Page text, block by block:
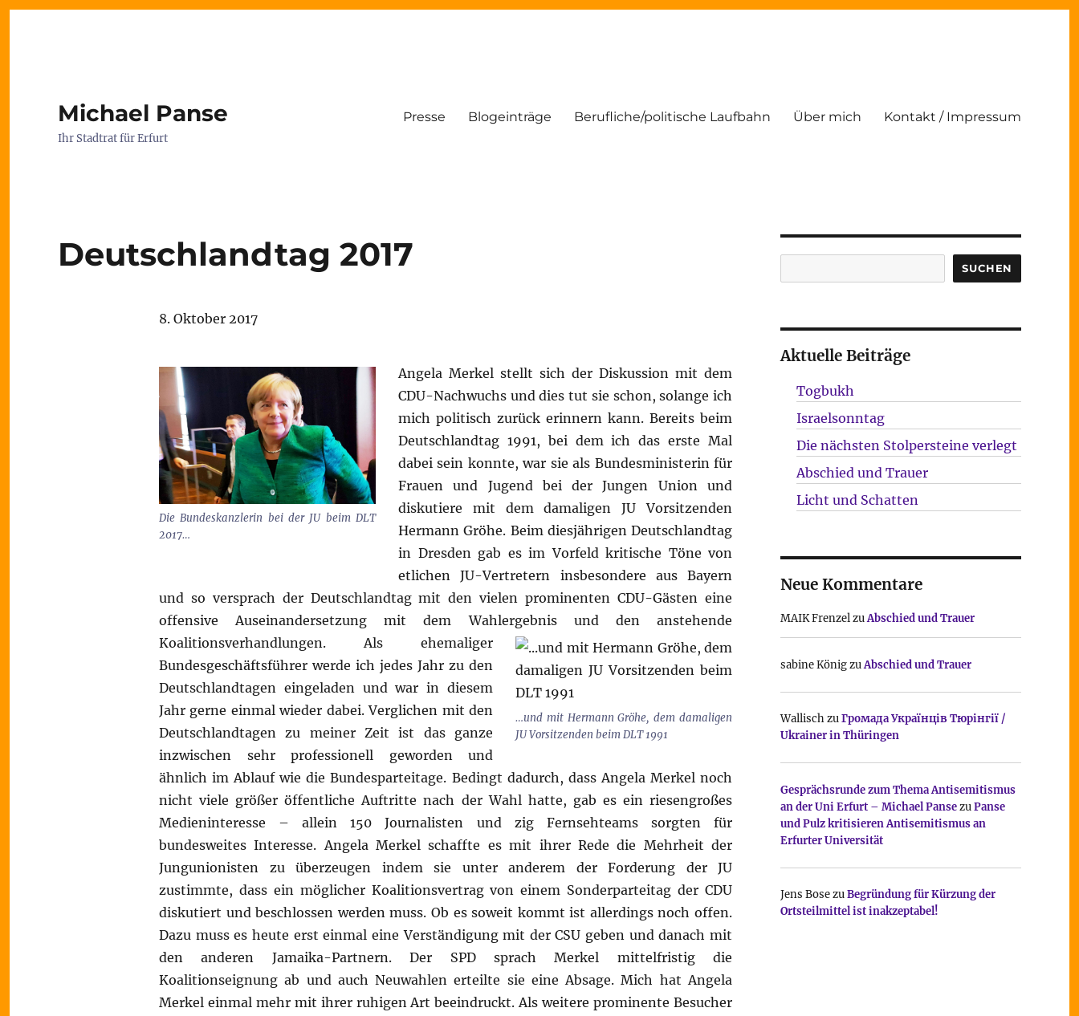
Michael Panse
Ihr Stadtrat für Erfurt
Presse Blogeinträge Berufliche/politische Laufbahn Über mich Kontakt / Impressum
Deutschlandtag 2017
8. Oktober 2017
Die Bundeskanzlerin bei der JU beim DLT
2017…
Angela Merkel stellt sich der Diskussion mit dem
CDU-Nachwuchs und dies tut sie schon, solange ich
mich politisch zurück erinnern kann. Bereits beim
Deutschlandtag 1991, bei dem ich das erste Mal
dabei sein konnte, war sie als Bundesministerin für
Frauen und Jugend bei der Jungen Union und
diskutiere mit dem damaligen JU Vorsitzenden
Hermann Gröhe. Beim diesjährigen Deutschlandtag
in Dresden gab es im Vorfeld kritische Töne von
etlichen JU-Vertretern insbesondere aus Bayern
und so versprach der Deutschlandtag mit den vielen prominenten CDU-Gästen eine
offensive Auseinandersetzung mit dem Wahlergebnis und den anstehende
Koalitionsverhandlungen.
…und mit Hermann Gröhe, dem damaligen
JU Vorsitzenden beim DLT 1991
Als ehemaliger
Bundesgeschäftsführer werde ich jedes Jahr zu den
Deutschlandtagen eingeladen und war in diesem
Jahr gerne einmal wieder dabei. Verglichen mit den
Deutschlandtagen zu meiner Zeit ist das ganze
inzwischen sehr professionell geworden und
ähnlich im Ablauf wie die Bundesparteitage. Bedingt dadurch, dass Angela Merkel noch
nicht viele größer öffentliche Auftritte nach der Wahl hatte, gab es ein riesengroßes
Medieninteresse – allein 150 Journalisten und zig Fernsehteams sorgten für
bundesweites Interesse. Angela Merkel schaffte es mit ihrer Rede die Mehrheit der
Jungunionisten zu überzeugen indem sie unter anderem der Forderung der JU
zustimmte, dass ein möglicher Koalitionsvertrag von einem Sonderparteitag der CDU
diskutiert und beschlossen werden muss. Ob es soweit kommt ist allerdings noch offen.
Dazu muss es heute erst einmal eine Verständigung mit der CSU geben und danach mit
den anderen Jamaika-Partnern. Der SPD sprach Merkel mittelfristig die
Koalitionseignung ab und auch Neuwahlen erteilte sie eine Absage. Mich hat Angela
Merkel einmal mehr mit ihrer ruhigen Art beeindruckt. Als weitere prominente Besucher
SUCHEN
Aktuelle Beiträge
Togbukh
Israelsonntag
Die nächsten Stolpersteine verlegt
Abschied und Trauer
Licht und Schatten
Neue Kommentare
MAIK FrenzelzuAbschied und Trauer
sabine KönigzuAbschied und Trauer
WallischzuГромада Українців Тюрінгії /
Ukrainer in Thüringen
Gesprächsrunde zum Thema Antisemitismus
an der Uni Erfurt – Michael PansezuPanse
und Pulz kritisieren Antisemitismus an
Erfurter Universität
Jens BosezuBegründung für Kürzung der
Ortsteilmittel ist inakzeptabel!